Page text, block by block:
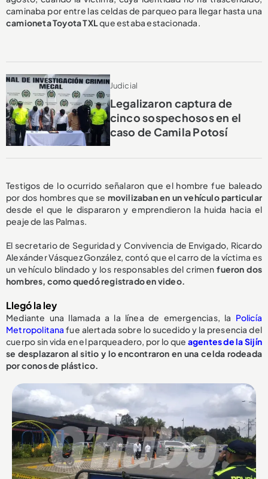
caminaba por entre las celdas de parqueo para llegar hasta una
camioneta Toyota TXLque estaba estacionada.
Judicial
Legalizaron captura de
cinco sospechosos en el
caso de Camila Potosí
Testigos de lo ocurrido señalaron que el hombre fue baleado
por dos hombres que se movilizaban en un vehículo particular
desde el que le dispararon y emprendieron la huida hacia el
peaje de las Palmas.
El secretario de Seguridad y Convivencia de Envigado, Ricardo
Alexánder Vásquez González, contó que el carro de la víctima es
un vehículo blindado y los responsables del crimenfueron dos
hombres, como quedó registrado en video.
Llegó la ley
Mediante una llamada a la línea de emergencias, la Policía
Metropolitana fue alertada sobre lo sucedido y la presencia del
cuerpo sin vida en el parqueadero, por lo que agentes de la Sijín
se desplazaron al sitio y lo encontraron en una celda rodeada
por conos de plástico.